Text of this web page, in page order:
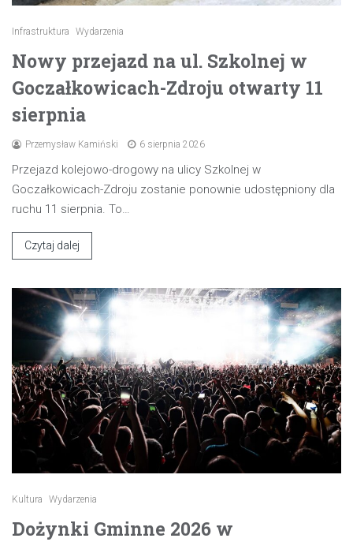
Infrastruktura Wydarzenia
Nowy przejazd na ul. Szkolnej w
Goczałkowicach-Zdroju otwarty 11
sierpnia
Przemysław Kamiński 6 sierpnia 2026
Przejazd kolejowo-drogowy na ulicy Szkolnej w
Goczałkowicach-Zdroju zostanie ponownie udostępniony dla
ruchu 11 sierpnia. To…
Czytaj dalej
Kultura Wydarzenia
Dożynki Gminne 2026 w